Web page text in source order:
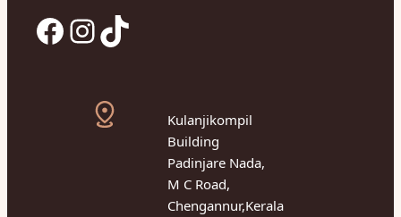
Facebook InstagramTikTok
Kulanjikompil
Building
Padinjare Nada,
M C Road,
Chengannur,Kerala